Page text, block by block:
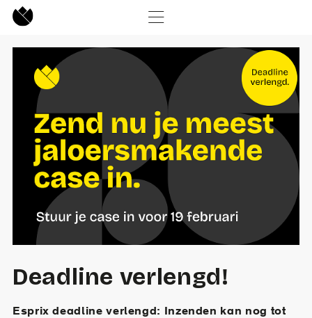
Deadline verlengd!
Esprix deadline verlengd: Inzenden kan nog tot